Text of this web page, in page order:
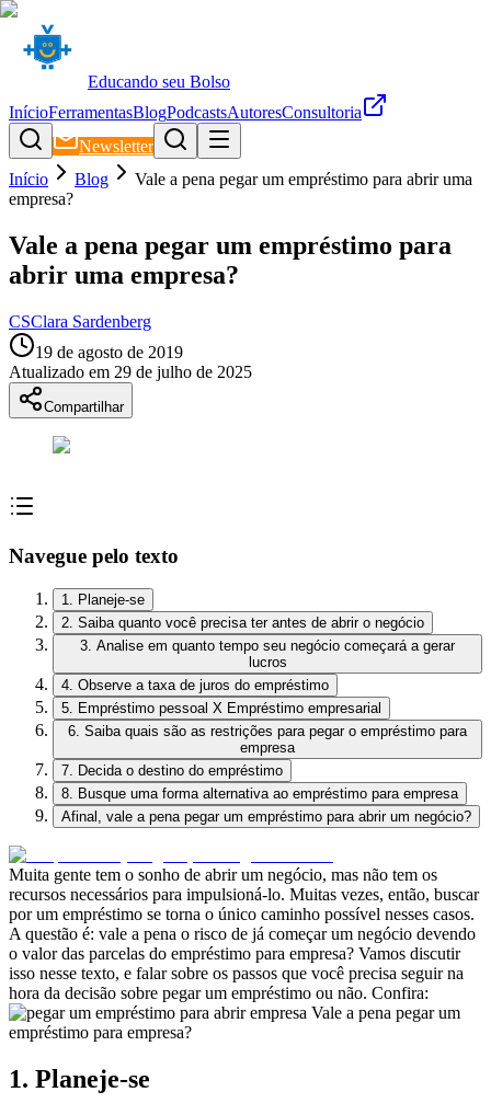
Educando seu Bolso
InícioFerramentasBlogPodcastsAutoresConsultoria
Newsletter
Início
Blog
Vale a pena pegar um empréstimo para abrir uma
empresa?
Vale a pena pegar um empréstimo para
abrir uma empresa?
CSClara Sardenberg
19 de agosto de 2019
Atualizado em 29 de julho de 2025
Compartilhar
Navegue pelo texto
1. Planeje-se
2. Saiba quanto você precisa ter antes de abrir o negócio
3. Analise em quanto tempo seu negócio começará a gerar
lucros
4. Observe a taxa de juros do empréstimo
5. Empréstimo pessoal X Empréstimo empresarial
6. Saiba quais são as restrições para pegar o empréstimo para
empresa
7. Decida o destino do empréstimo
8. Busque uma forma alternativa ao empréstimo para empresa
Afinal, vale a pena pegar um empréstimo para abrir um negócio?
Muita gente tem o sonho de abrir um negócio, mas não tem os
recursos necessários para impulsioná-lo. Muitas vezes, então, buscar
por um empréstimo se torna o único caminho possível nesses casos.
A questão é: vale a pena o risco de já começar um negócio devendo
o valor das parcelas do empréstimo para empresa? Vamos discutir
isso nesse texto, e falar sobre os passos que você precisa seguir na
hora da decisão sobre pegar um empréstimo ou não. Confira:
Vale a pena pegar um
empréstimo para empresa?
1. Planeje-se